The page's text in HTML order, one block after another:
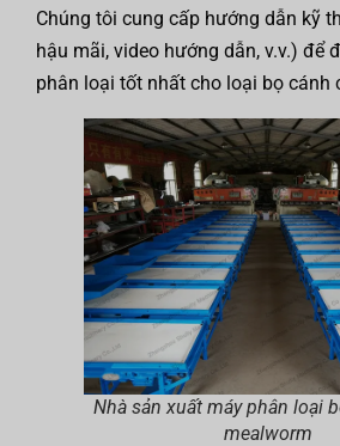
Chúng tôi cung cấp hướng dẫn kỹ
hậu mãi, video hướng dẫn, v.v.) để
phân loại tốt nhất cho loại bọ cánh
Nhà sản xuất máy phân loại
mealworm